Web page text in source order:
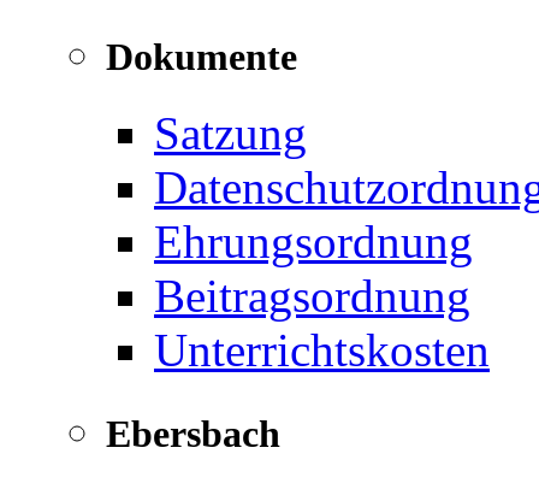
Dokumente
Satzung
Ehrungsordnung
Beitragsordnung
Unterrichtskosten
Ebersbach